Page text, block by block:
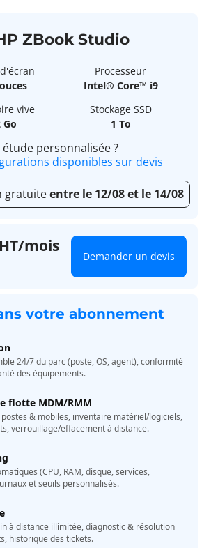
ZBook Studio
Processeur
Intel® Core™ i9
vive
Go
Stockage SSD
1 To
personnalisée ?
disponibles sur devis
gratuiteentre le 12/08 et le 14/08
mois
Demander un devis
votre abonnement
24/7 du parc (poste, OS, agent), conformité
des équipements.
flotte MDM/RMM
& mobiles, inventaire matériel/logiciels,
verrouillage/effacement à distance.
(CPU, RAM, disque, services,
et seuils personnalisés.
à distance illimitée, diagnostic & résolution
historique des tickets.